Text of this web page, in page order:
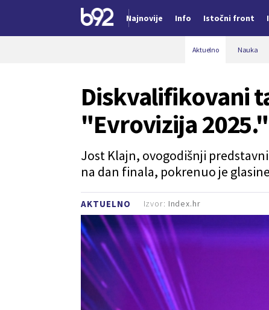
Najnovije Info Istočni front
Aktuelno Nauka
AKTUELNO
Diskvalifikovani
"Evrovizija 2025."
Jost Klajn, ovogodišnji
na dan finala, pokrenuo je
Izvor: Index.hr